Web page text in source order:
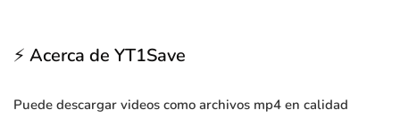
⚡ Acerca de YT1Save
Puede descargar videos como archivos mp4 en calidad